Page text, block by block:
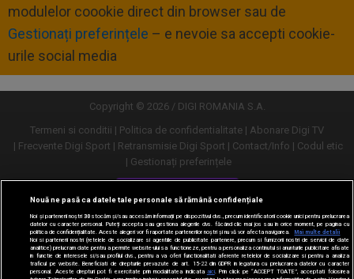
modulelor coookie direct din browser sau de
Gestionați preferințele – e nevoie sa accepti cookie-
urile social media
Copyright © 2026 / DIGI ROMANIA S.A.
Termeni si conditii
Politica de confidentialitate
Abonare Digi TV
Frecvente Digi Sport
Retransmisie Digi Sport Contact/Info
Codul etic
Gestionați preferințele
Versiune desktop
Nouă ne pasă ca datele tale personale să rămână confidențiale
Noi și partenerii noștri30stocăm și/sau accesăm informații pe dispozitivul dvs., precum identificatorii cookie unici pentru prelucrarea
datelor cu caracter personal. Puteți accepta sau gestiona alegerile dvs. făcând clic mai jos sau în orice moment, pe pagina cu
politica de confidențialitate. Aceste alegeri vor fi raportate partenerilor noștri și nu vă vor afecta navigarea.
Mai multe detalii
Noi si partenerii nostri (retelele de socializare si agentiile de publicitate partenere, precum si furnizorii nostri de servicii de date
analitice) prelucram date pentru a permite website-ului sa functioneze, pentru a personaliza continutul si anunturile publicitare afisate
in functie de interesele si/sau profilul dvs., pentru a va oferi functionalitati aferente retelelor de socializare si pentru a analiza
traficul pe website. Beneficiati de drepturile prevazute de art. 15-22 din GDPR in legatura cu prelucrarea datelor cu caracter
personal. Aceste drepturi pot fi exercitate prin modalitatea indicata aici. Prin click pe “ACCEPT TOATE”, acceptati folosirea